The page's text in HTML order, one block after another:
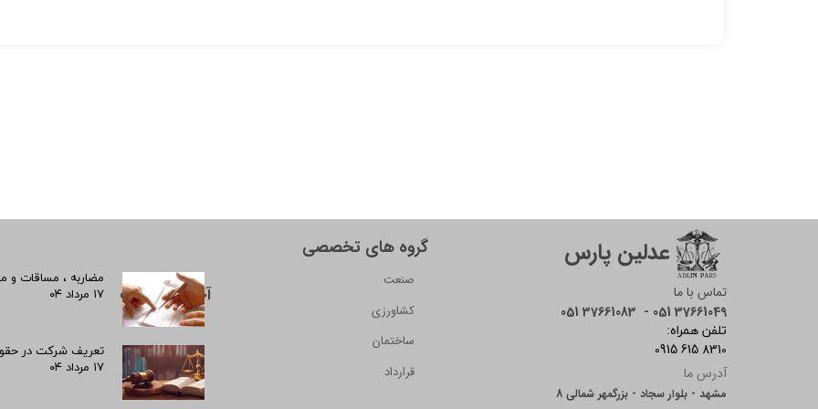
عدلین پارس
تماس با ما
051 37661083 - 051 37661049
:تلفن همراه
0915 615 8310
آدرس ما
مشهد - بلوار سجاد - بزرگمهر شمالی 8
صنعت
کشاورزی
ساختمان
قرارداد
گروه های تخصصی
آخرین مقالات
مضاربه ، مساقات و
۱۷ مرداد ۰۴
تعریف شرکت در
۱۷ مرداد ۰۴